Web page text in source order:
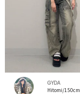
GYDA
Hitomi/150cm